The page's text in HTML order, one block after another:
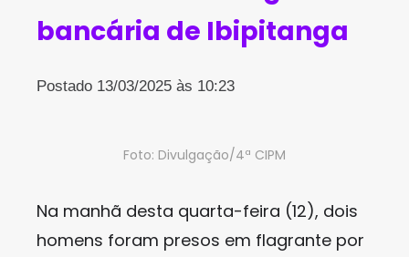
bancária de Ibipitanga
Postado 13/03/2025 às 10:23
Foto: Divulgação/4ª CIPM
Na manhã desta quarta-feira (12), dois
homens foram presos em flagrante por